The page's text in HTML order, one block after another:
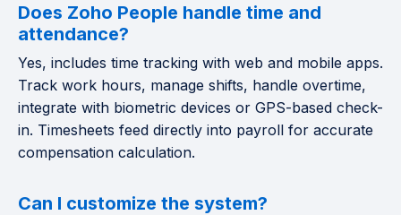
Does Zoho People handle time and
attendance?
Yes, includes time tracking with web and mobile apps.
Track work hours, manage shifts, handle overtime,
integrate with biometric devices or GPS-based check-
in. Timesheets feed directly into payroll for accurate
compensation calculation.
Can I customize the system?